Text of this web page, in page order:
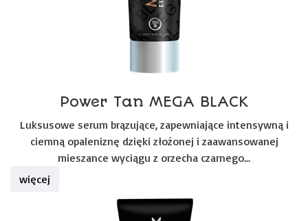
Power Tan MEGA BLACK
Luksusowe serum brązujące, zapewniające intensywną i
ciemną opaleniznę dzięki złożonej i zaawansowanej
mieszance wyciągu z orzecha czarnego...
więcej